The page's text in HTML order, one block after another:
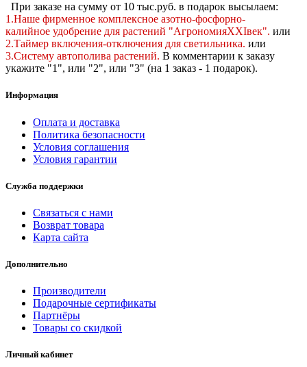
При заказе на сумму от 10 тыс.руб. в подарок высылаем:
1.Наше фирменное комплексное азотно-фосфорно-
калийное удобрение для растений "АгрономияXXIвек". или
2.Таймер включения-отключения для светильника. или
3.Систему автополива растений. В комментарии к заказу
укажите "1", или "2", или "3" (на 1 заказ - 1 подарок).
Информация
Оплата и доставка
Политика безопасности
Условия соглашения
Условия гарантии
Служба поддержки
Связаться с нами
Возврат товара
Карта сайта
Дополнительно
Производители
Подарочные сертификаты
Партнёры
Товары со скидкой
Личный кабинет